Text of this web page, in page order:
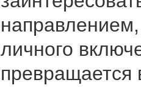
личного
превращается